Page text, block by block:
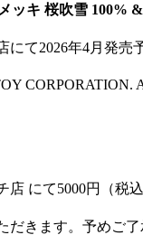
ッキ 桜吹雪 100%
にて2026年4月発売
CORPORATION.
にて5000円（税
きます。予めご了